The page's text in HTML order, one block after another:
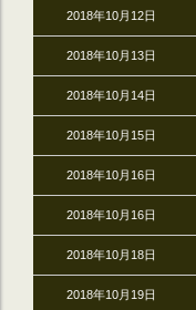
2018年10月12日
2018年10月13日
2018年10月14日
2018年10月15日
2018年10月16日
2018年10月16日
2018年10月18日
2018年10月19日